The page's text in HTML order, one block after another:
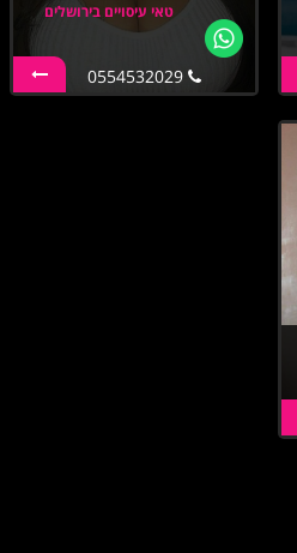
טאי עיסויים בירושלים
0554532029